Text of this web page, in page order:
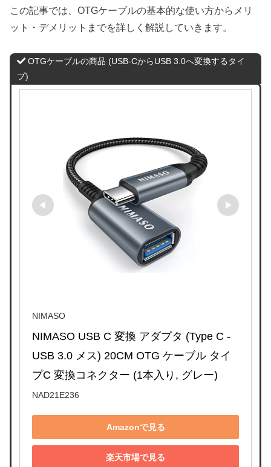
この記事では、OTGケーブルの基本的な使い方からメリ
ット・デメリットまでを詳しく解説していきます。
OTGケーブルの商品 (USB-CからUSB 3.0へ変換するタイ
プ)
NIMASO
NIMASO USB C 変換 アダプタ (Type C -
USB 3.0 メス) 20CM OTG ケーブル タイ
プC 変換コネクター (1本入り, グレー)
NAD21E236
Amazonで見る
楽天市場で見る